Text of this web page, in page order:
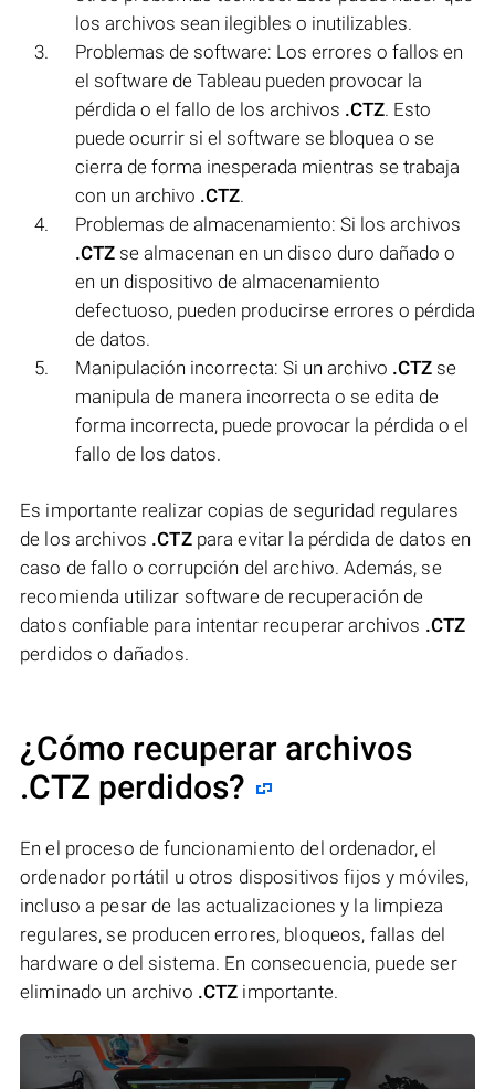
los archivos sean ilegibles o inutilizables.
Problemas de software: Los errores o fallos en
el software de Tableau pueden provocar la
pérdida o el fallo de los archivos .CTZ. Esto
puede ocurrir si el software se bloquea o se
cierra de forma inesperada mientras se trabaja
con un archivo .CTZ.
Problemas de almacenamiento: Si los archivos
.CTZ se almacenan en un disco duro dañado o
en un dispositivo de almacenamiento
defectuoso, pueden producirse errores o pérdida
de datos.
Manipulación incorrecta: Si un archivo .CTZ se
manipula de manera incorrecta o se edita de
forma incorrecta, puede provocar la pérdida o el
fallo de los datos.
Es importante realizar copias de seguridad regulares
de los archivos .CTZpara evitar la pérdida de datos en
caso de fallo o corrupción del archivo. Además, se
recomienda utilizar software de recuperación de
datos confiable para intentar recuperar archivos .CTZ
perdidos o dañados.
¿Cómo recuperar archivos
.CTZ perdidos?
En el proceso de funcionamiento del ordenador, el
ordenador portátil u otros dispositivos fijos y móviles,
incluso a pesar de las actualizaciones y la limpieza
regulares, se producen errores, bloqueos, fallas del
hardware o del sistema. En consecuencia, puede ser
eliminado un archivo .CTZ importante.